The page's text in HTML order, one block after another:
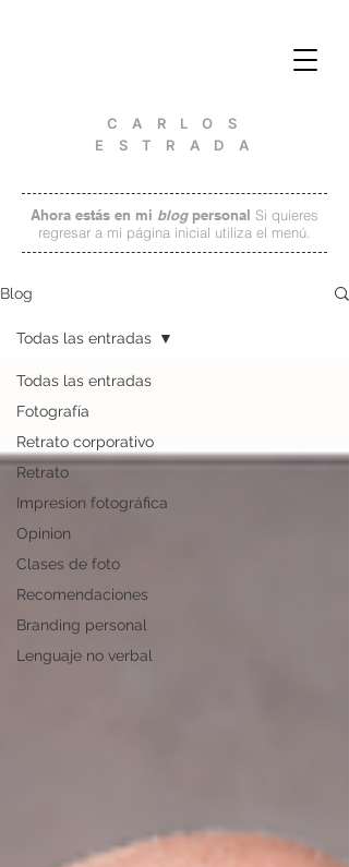
C A R L O S
E S T R A D A
Ahora estás en mi blogpersonal Si quieres
regresar a mi página inicial utiliza el menú.
Blog
Todas las entradas
Fotografía
Retrato corporativo
Retrato
Impresion fotográfica
Opinion
Clases de foto
Recomendaciones
Branding personal
Lenguaje no verbal
Todas las entradas